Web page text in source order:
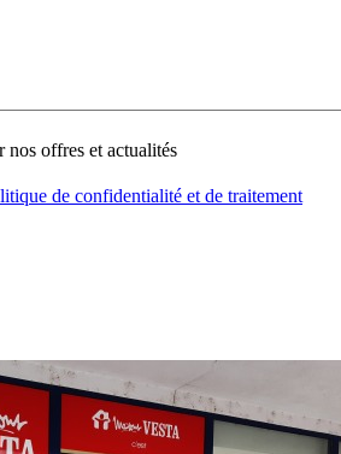
nos offres et actualités
de confidentialité et de traitement